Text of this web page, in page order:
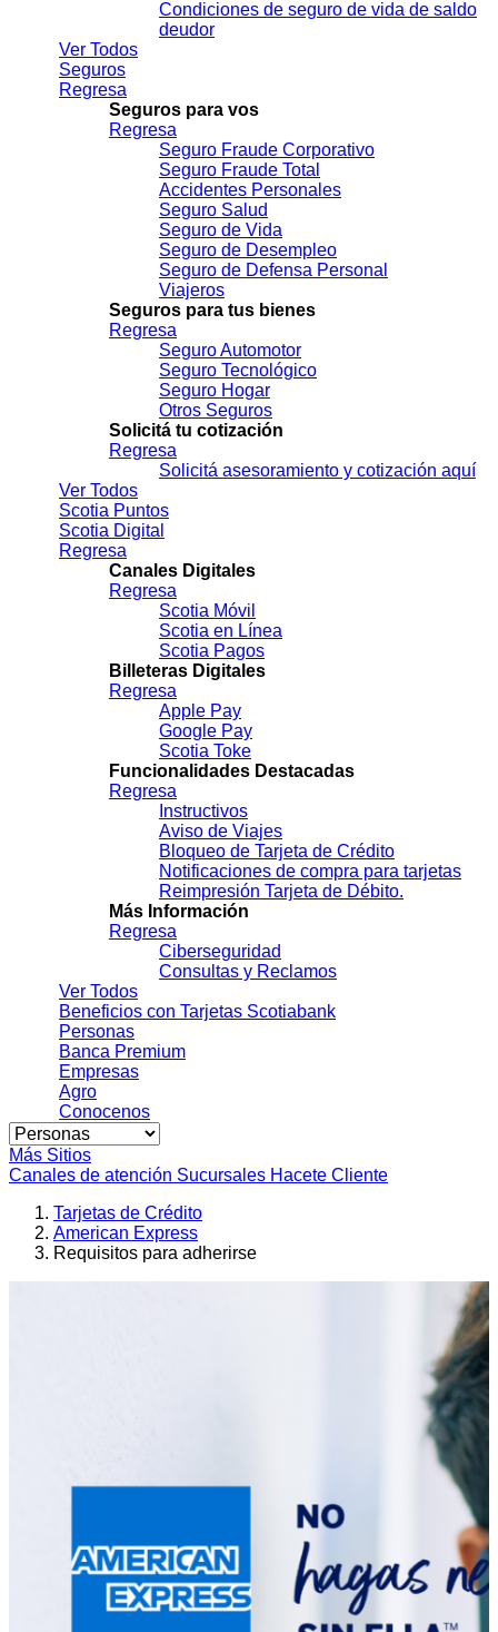
Condiciones de seguro de vida de saldo
deudor
Ver Todos
Seguros
Regresa
Seguros para vos
Regresa
Seguro Fraude Corporativo
Seguro Fraude Total
Accidentes Personales
Seguro Salud
Seguro de Vida
Seguro de Desempleo
Seguro de Defensa Personal
Viajeros
Seguros para tus bienes
Regresa
Seguro Automotor
Seguro Tecnológico
Seguro Hogar
Otros Seguros
Solicitá tu cotización
Regresa
Solicitá asesoramiento y cotización aquí
Ver Todos
Scotia Puntos
Scotia Digital
Regresa
Canales Digitales
Regresa
Scotia Móvil
Scotia en Línea
Scotia Pagos
Billeteras Digitales
Regresa
Apple Pay
Google Pay
Scotia Toke
Funcionalidades Destacadas
Regresa
Instructivos
Aviso de Viajes
Bloqueo de Tarjeta de Crédito
Notificaciones de compra para tarjetas
Reimpresión Tarjeta de Débito.
Más Información
Regresa
Ciberseguridad
Consultas y Reclamos
Ver Todos
Beneficios con Tarjetas Scotiabank
Personas
Banca Premium
Empresas
Agro
Conocenos
Más Sitios
Canales de atención Sucursales Hacete Cliente
Tarjetas de Crédito
American Express
Requisitos para adherirse